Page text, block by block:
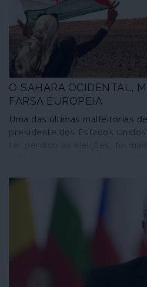
O SAHARA OCIDENTAL,
FARSA EUROPEIA
Uma das últimas malfeitorias
presidente dos Estados
Ocidental”. Significativamente,
despercebida; não consta que
ONU, a União Europeia ou o
Negócios Estrangeiros tenham
publicamente qualquer reserva